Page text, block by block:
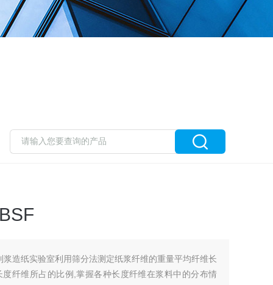
造纸实验室利用筛分法测定纸浆纤维的重量平均纤维长
纤维所占的比例,掌握各种长度纤维在浆料中的分布情